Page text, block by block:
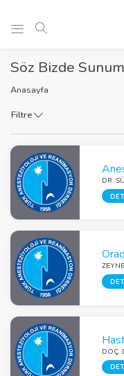
Söz Bizde
Anasayfa
Filtre
DR.
DOÇ.